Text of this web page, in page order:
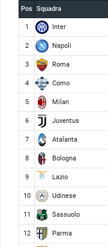
Pos Squadra
1 Inter
2 Napoli
3 Roma
4 Como
5 Milan
6 Juventus
7 Atalanta
8 Bologna
9 Lazio
10 Udinese
11 Sassuolo
12 Parma